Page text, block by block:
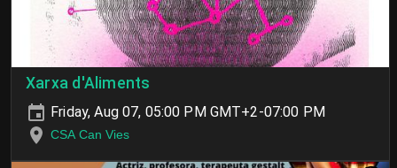
Xarxa d'Aliments
Friday, Aug 07, 05:00 PM GMT+2-07:00 PM
CSA Can Vies